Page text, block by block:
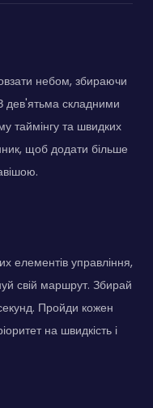
небом, збираючи
дев'ятьма складними
таймінгу та швидких
щоб додати більше
елементів управління,
свій маршрут. Збирай
Пройди кожен
на швидкість і